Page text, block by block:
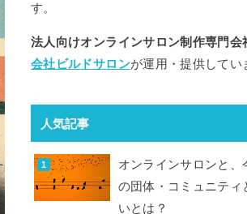
す。
法人向けオンラインサロン制作専門会
会社ビルドサロンが運用・提供してい
人気記事
オンラインサロンと、
の団体・コミュニティ
いとは？